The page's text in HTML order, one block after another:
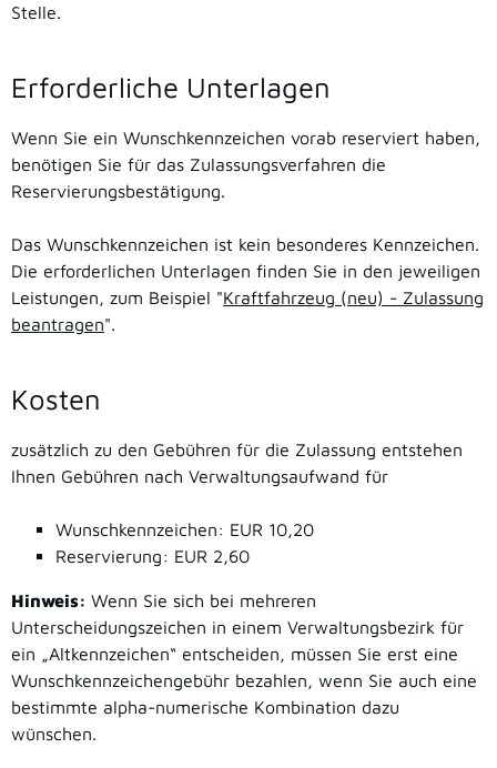
Stelle.
Erforderliche Unterlagen
Wenn Sie ein Wunschkennzeichen vorab reserviert haben,
benötigen Sie für das Zulassungsverfahren die
Reservierungsbestätigung.
Das Wunschkennzeichen ist kein besonderes Kennzeichen.
Die erforderlichen Unterlagen finden Sie in den jeweiligen
Leistungen, zum Beispiel "Kraftfahrzeug (neu) - Zulassung
beantragen".
Kosten
zusätzlich zu den Gebühren für die Zulassung entstehen
Ihnen Gebühren nach Verwaltungsaufwand für
Wunschkennzeichen: EUR 10,20
Reservierung: EUR 2,60
Hinweis: Wenn Sie sich bei mehreren
Unterscheidungszeichen in einem Verwaltungsbezirk für
ein „Altkennzeichen“ entscheiden, müssen Sie erst eine
Wunschkennzeichengebühr bezahlen, wenn Sie auch eine
bestimmte alpha-numerische Kombination dazu
wünschen.